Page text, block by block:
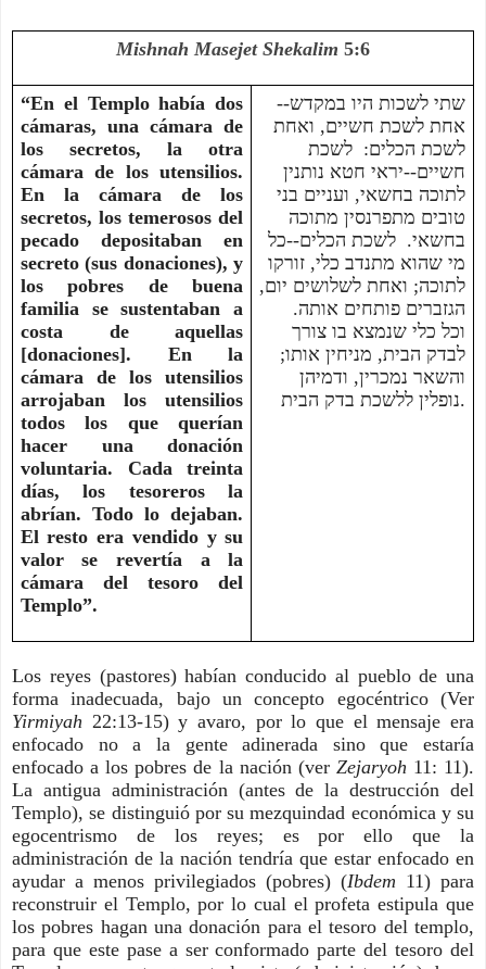
Mishnah Masejet Shekalim 5:6
“En el Templo había dos
cámaras, una cámara de
los secretos, la otra
cámara de los utensilios.
En la cámara de los
secretos, los temerosos del
pecado depositaban en
secreto (sus donaciones), y
los pobres de buena
familia se sustentaban a
costa de aquellas
[donaciones]. En la
cámara de los utensilios
arrojaban los utensilios
todos los que querían
hacer una donación
voluntaria. Cada treinta
días, los tesoreros la
abrían. Todo lo dejaban.
El resto era vendido y su
valor se revertía a la
cámara del tesoro del
Templo”.
שתי לשכות היו במקדש--
אחת לשכת חשיים, ואחת
לשכת הכלים: לשכת
חשיים--יראי חטא נותנין
לתוכה בחשאי, ועניים בני
טובים מתפרנסין מתוכה
בחשאי. לשכת הכלים--כל
מי שהוא מתנדב כלי, זורקו
לתוכה; ואחת לשלושים יום,
הגזברים פותחים אותה.
וכל כלי שנמצא בו צורך
לבדק הבית, מניחין אותו;
והשאר נמכרין, ודמיהן
נופלין ללשכת בדק הבית.
Los reyes (pastores) habían conducido al pueblo de una
forma inadecuada, bajo un concepto egocéntrico (Ver
Yirmiyah 22:13-15) y avaro, por lo que el mensaje era
enfocado no a la gente adinerada sino que estaría
enfocado a los pobres de la nación (ver Zejaryoh 11: 11).
La antigua administración (antes de la destrucción del
Templo), se distinguió por su mezquindad económica y su
egocentrismo de los reyes; es por ello que la
administración de la nación tendría que estar enfocado en
ayudar a menos privilegiados (pobres) (Ibdem 11) para
reconstruir el Templo, por lo cual el profeta estipula que
los pobres hagan una donación para el tesoro del templo,
para que este pase a ser conformado parte del tesoro del